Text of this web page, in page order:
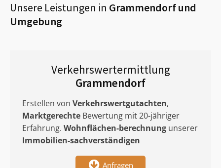
Unsere Leistungen in Grammendorfund
Umgebung
Verkehrswertermittlung
Grammendorf
Erstellen von Verkehrswertgutachten,
Marktgerechte Bewertung mit 20-jähriger
Erfahrung. Wohnflächen-berechnung unserer
Immobilien-sachverständigen
Anfragen